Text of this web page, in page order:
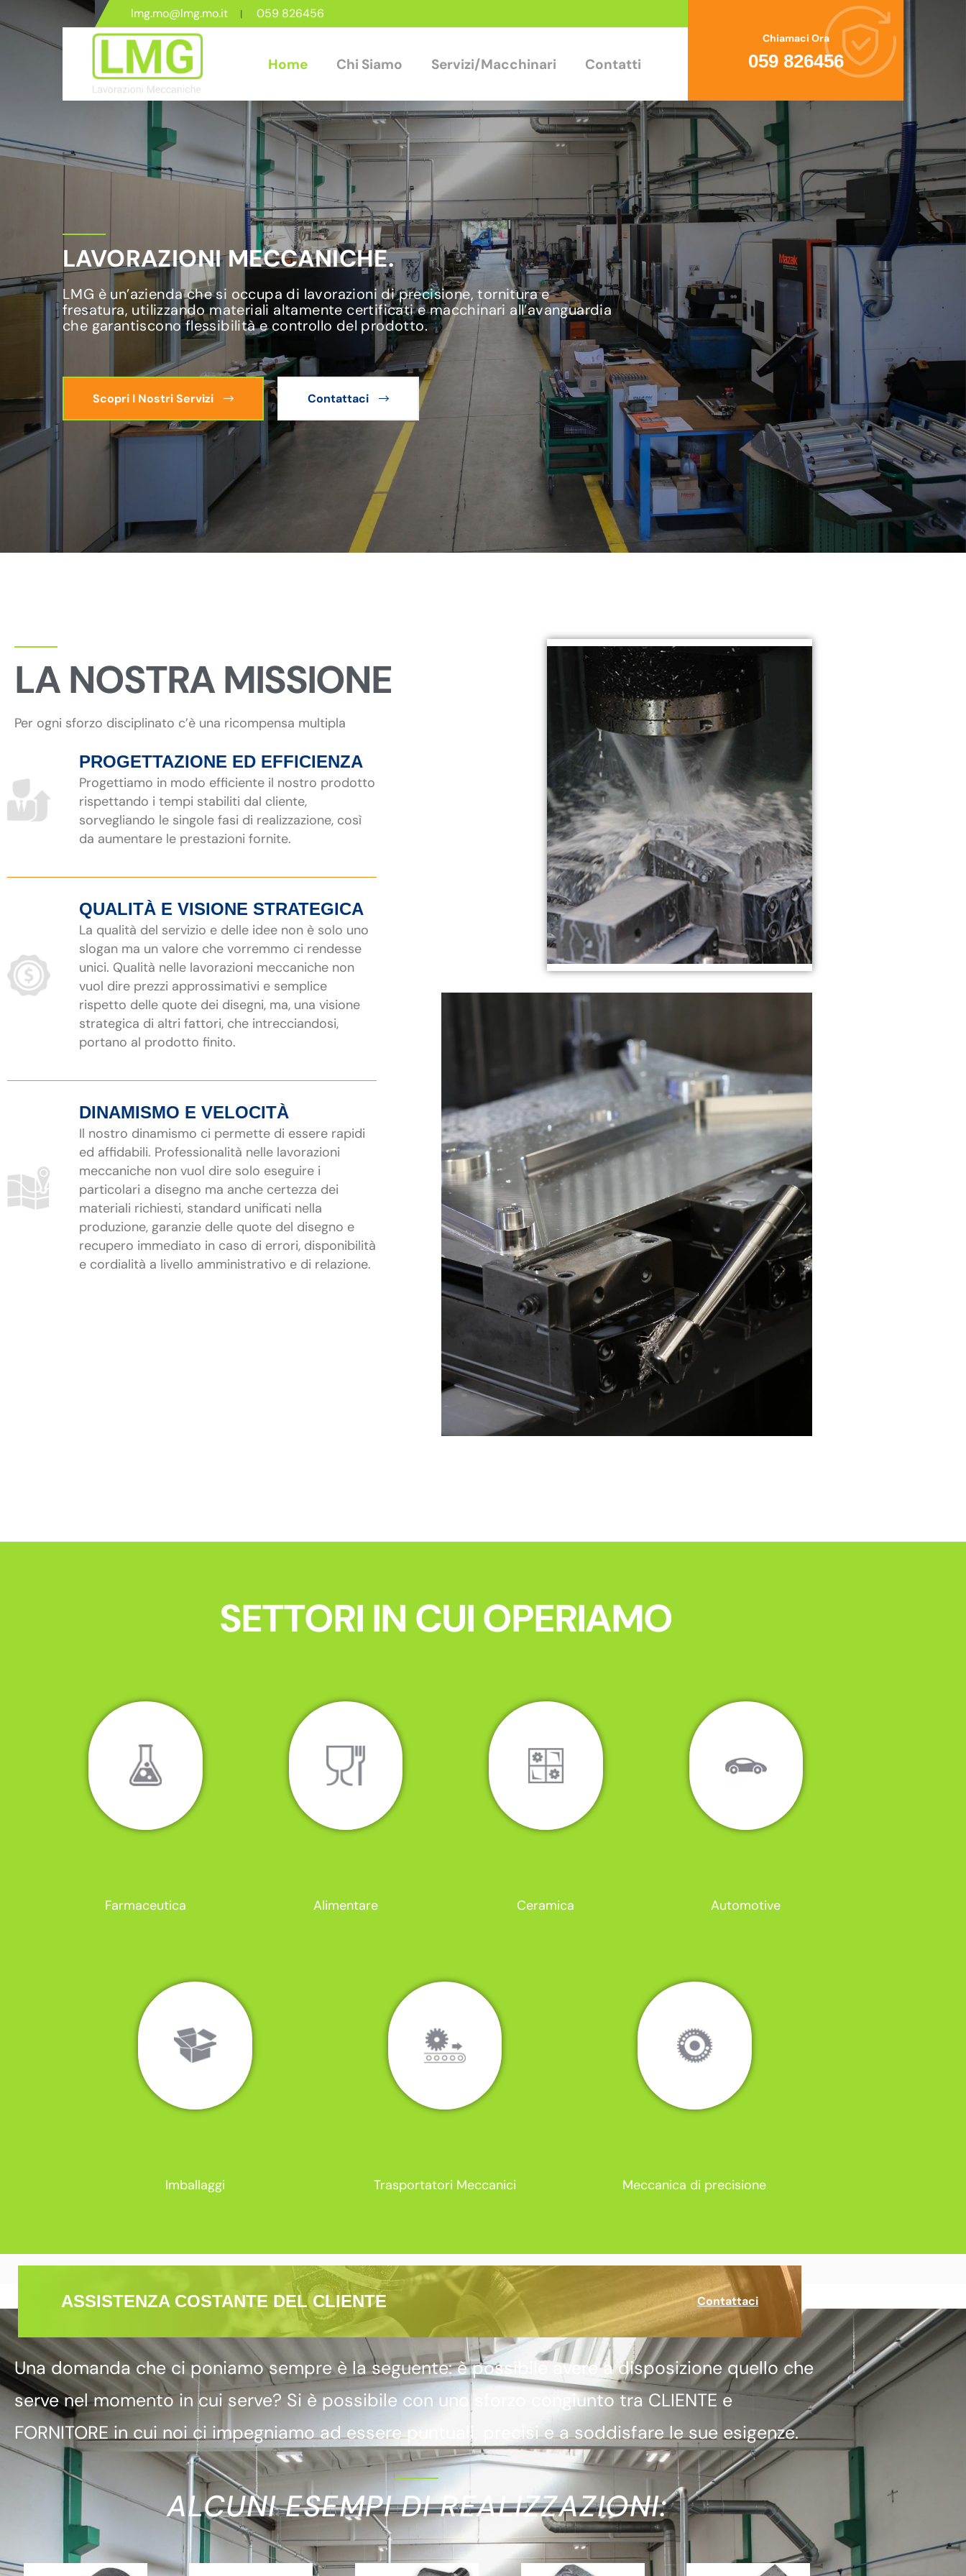
lmg.mo@lmg.mo.it 059 826456
Home Chi Siamo Servizi/Macchinari Contatti
Chiamaci Ora
059 826456
LAVORAZIONI MECCANICHE.
LMG è un’azienda che si occupa di lavorazioni di precisione, tornitura e
fresatura, utilizzando materiali altamente certificati e macchinari all’avanguardia
che garantiscono flessibilità e controllo del prodotto.
Scopri I Nostri Servizi Contattaci
LA NOSTRA MISSIONE
Per ogni sforzo disciplinato c’è una ricompensa multipla
PROGETTAZIONE ED EFFICIENZA
Progettiamo in modo efficiente il nostro prodotto
rispettando i tempi stabiliti dal cliente,
sorvegliando le singole fasi di realizzazione, così
da aumentare le prestazioni fornite.
QUALITÀ E VISIONE STRATEGICA
La qualità del servizio e delle idee non è solo uno
slogan ma un valore che vorremmo ci rendesse
unici. Qualità nelle lavorazioni meccaniche non
vuol dire prezzi approssimativi e semplice
rispetto delle quote dei disegni, ma, una visione
strategica di altri fattori, che intrecciandosi,
portano al prodotto finito.
DINAMISMO E VELOCITÀ
Il nostro dinamismo ci permette di essere rapidi
ed affidabili. Professionalità nelle lavorazioni
meccaniche non vuol dire solo eseguire i
particolari a disegno ma anche certezza dei
materiali richiesti, standard unificati nella
produzione, garanzie delle quote del disegno e
recupero immediato in caso di errori, disponibilità
e cordialità a livello amministrativo e di relazione.
SETTORI IN CUI OPERIAMO
Farmaceutica Alimentare Ceramica Automotive
Imballaggi Trasportatori Meccanici Meccanica di precisione
ASSISTENZA COSTANTE DEL CLIENTE Contattaci
Una domanda che ci poniamo sempre è la seguente: è possibile avere a disposizione quello che
serve nel momento in cui serve? Si è possibile con uno sforzo congiunto tra CLIENTE e
FORNITORE in cui noi ci impegniamo ad essere puntuali, precisi e a soddisfare le sue esigenze.
ALCUNI ESEMPI DI REALIZZAZIONI: